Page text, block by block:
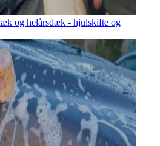
og helårsdæk - hjulskifte og